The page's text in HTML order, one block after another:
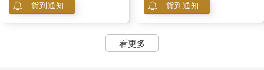
貨到通知 貨到通知
看更多